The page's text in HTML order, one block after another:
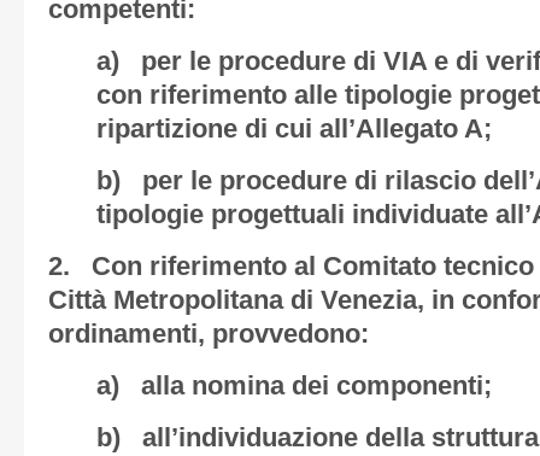
competenti:
a) per le procedure di VIA e di
con riferimento alle tipologie
ripartizione di cui all’Allegato A;
b) per le procedure di rilascio
tipologie progettuali individuate
2. Con riferimento al Comitato tecnico
Città Metropolitana di Venezia, in
ordinamenti, provvedono:
a) alla nomina dei componenti;
b) all’individuazione della